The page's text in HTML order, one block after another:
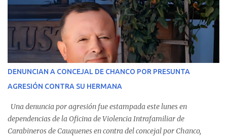
custodian fondos públicos— efectuaron transacciones por un
monto total de $116.075.918 entre enero de 2024 y junio de 2025.
En el detalle regional, se indica que en la comuna de Cauquenes se
identificó a cuatro funcionarios involucrados en este tipo de
operaciones. Asimismo, se precisa que uno de los casos
corresponde a un funcionario de la Municipalidad de Chanco,
detectaron incumplimientos a la normativa vigente. El informe
precisa que la mayor cantidad de dinero apostado se registró en
Talca, donde...
DENUNCIAN A CONCEJAL DE CHANCO POR PRESUNTA
AGRESIÓN CONTRA SU HERMANA
Una denuncia por agresión fue estampada este lunes en
dependencias de la Oficina de Violencia Intrafamiliar de
Carabineros de Cauquenes en contra del concejal por Chanco,